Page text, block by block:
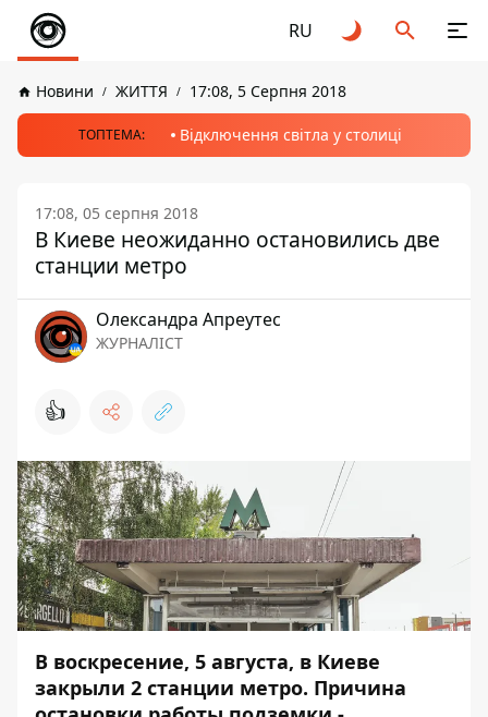
RU
Новини ЖИТТЯ 17:08, 5 Серпня 2018
ТОПТЕМА: Відключення світла у столиці
17:08, 05 серпня 2018
В Киеве неожиданно остановились две
станции метро
Олександра Апреутес
ЖУРНАЛІСТ
👍
В воскресение, 5 августа, в Киеве
закрыли 2 станции метро. Причина